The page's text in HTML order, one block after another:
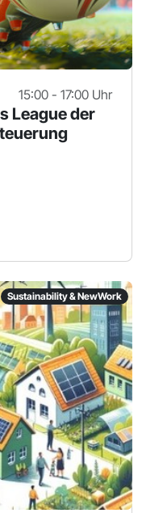
15:00 - 17:00 Uhr
League der
Sustainability & NewWork